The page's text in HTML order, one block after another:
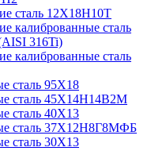
сталь 12Х18Н10Т
калиброванные сталь
316Ti)
калиброванные сталь
сталь 95Х18
сталь 45Х14Н14В2М
сталь 40Х13
сталь 37Х12Н8Г8МФБ
сталь 30Х13